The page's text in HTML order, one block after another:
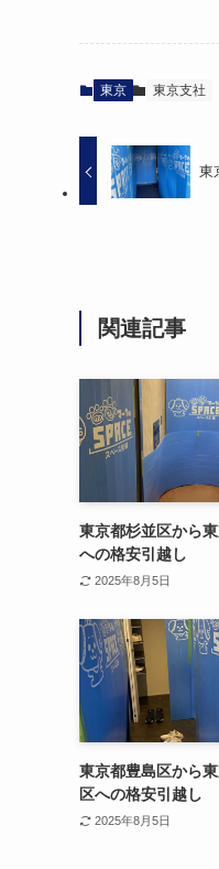
東京 東京支社
東
関連記事
東京都杉並区から
への格安引越し
2025年8月5日
東京都豊島区から
区への格安引越し
2025年8月5日